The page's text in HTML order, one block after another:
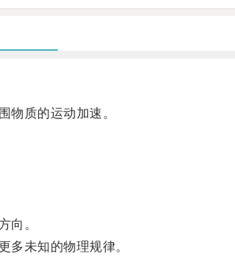
质的运动加速。
向。
未知的物理规律。